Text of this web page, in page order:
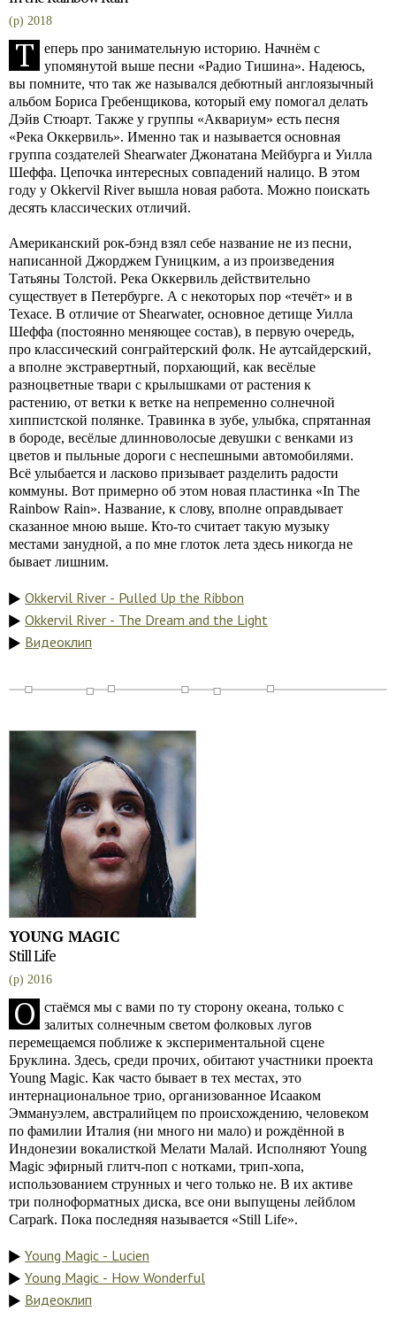
(p) 2018
Т
еперь про занимательную историю. Начнём с
упомянутой выше песни «Радио Тишина». Надеюсь,
вы помните, что так же назывался дебютный англоязычный
альбом Бориса Гребенщикова, который ему помогал делать
Дэйв Стюарт. Также у группы «Аквариум» есть песня
«Река Оккервиль». Именно так и называется основная
группа создателей Shearwater Джонатана Мейбурга и Уилла
Шеффа. Цепочка интересных совпадений налицо. В этом
году у Okkervil River вышла новая работа. Можно поискать
десять классических отличий.
Американский рок-бэнд взял себе название не из песни,
написанной Джорджем Гуницким, а из произведения
Татьяны Толстой. Река Оккервиль действительно
существует в Петербурге. А с некоторых пор «течёт» и в
Техасе. В отличие от Shearwater, основное детище Уилла
Шеффа (постоянно меняющее состав), в первую очередь,
про классический сонграйтерский фолк. Не аутсайдерский,
а вполне экстравертный, порхающий, как весёлые
разноцветные твари с крылышками от растения к
растению, от ветки к ветке на непременно солнечной
хиппистской полянке. Травинка в зубе, улыбка, спрятанная
в бороде, весёлые длинноволосые девушки с венками из
цветов и пыльные дороги с неспешными автомобилями.
Всё улыбается и ласково призывает разделить радости
коммуны. Вот примерно об этом новая пластинка «In The
Rainbow Rain». Название, к слову, вполне оправдывает
сказанное мною выше. Кто-то считает такую музыку
местами занудной, а по мне глоток лета здесь никогда не
бывает лишним.
Okkervil River - Pulled Up the Ribbon
Okkervil River - The Dream and the Light
Видеоклип
YOUNG MAGIC
Still Life
(p) 2016
О
стаёмся мы с вами по ту сторону океана, только с
залитых солнечным светом фолковых лугов
перемещаемся поближе к экспериментальной сцене
Бруклина. Здесь, среди прочих, обитают участники проекта
Young Magic. Как часто бывает в тех местах, это
интернациональное трио, организованное Исааком
Эммануэлем, австралийцем по происхождению, человеком
по фамилии Италия (ни много ни мало) и рождённой в
Индонезии вокалисткой Мелати Малай. Исполняют Young
Magic эфирный глитч-поп с нотками, трип-хопа,
использованием струнных и чего только не. В их активе
три полноформатных диска, все они выпущены лейблом
Carpark. Пока последняя называется «Still Life».
Young Magic - Lucien
Young Magic - How Wonderful
Видеоклип